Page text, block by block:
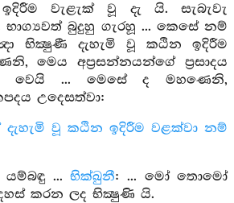
වැළැක් වූ දැ යි. සැබැවැ
බුදුහු ගැරහූ ... කෙසේ නම්
භික්‍ෂුණී දැහැමි වූ කඨින ඉදිරීම
මෙය අප්‍රසන්නයන්ගේ ප්‍රසාදය
... මෙසේ ද මහණෙනි,
උදෙසත්වා:
වූ කඨින ඉදිරීම වළක්වා නම්
යම්බඳු ...භික්ඛුනී: ... මෝ තොමෝ
කරන ලද භික්‍ෂුණි යි.